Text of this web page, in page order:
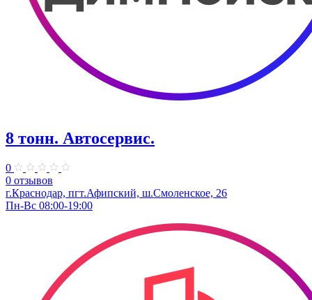
8 тонн. Автосервис.
0
0 отзывов
г.Краснодар, пгт.Афипский, ш.Смоленское, 26
Пн-Вс 08:00-19:00